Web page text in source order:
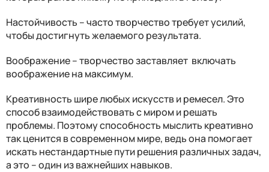
Настойчивость – часто творчество требует усилий,
чтобы достигнуть желаемого результата.
Воображение – творчество заставляет включать
воображение на максимум.
Креативность шире любых искусств и ремесел. Это
способ взаимодействовать с миром и решать
проблемы. Поэтому способность мыслить креативно
так ценится в современном мире, ведь она помогает
искать нестандартные пути решения различных задач,
а это – один из важнейших навыков.